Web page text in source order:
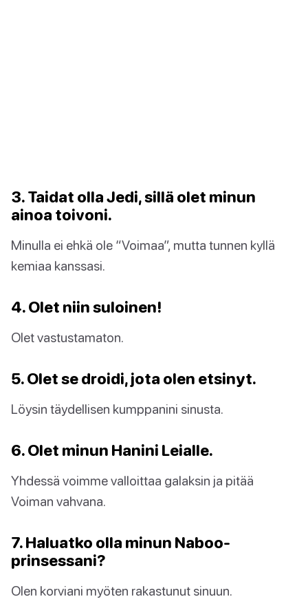
3. Taidat olla Jedi, sillä olet minun
ainoa toivoni.
Minulla ei ehkä ole “Voimaa”, mutta tunnen kyllä
kemiaa kanssasi.
4. Olet niin suloinen!
Olet vastustamaton.
5. Olet se droidi, jota olen etsinyt.
Löysin täydellisen kumppanini sinusta.
6. Olet minun Hanini Leialle.
Yhdessä voimme valloittaa galaksin ja pitää
Voiman vahvana.
7. Haluatko olla minun Naboo-
prinsessani?
Olen korviani myöten rakastunut sinuun.